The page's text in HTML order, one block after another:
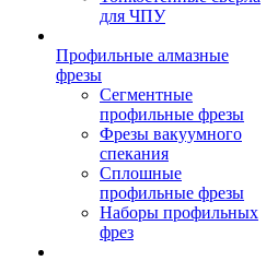
для ЧПУ
Профильные алмазные
фрезы
Сегментные
профильные фрезы
Фрезы вакуумного
спекания
Сплошные
профильные фрезы
Наборы профильных
фрез